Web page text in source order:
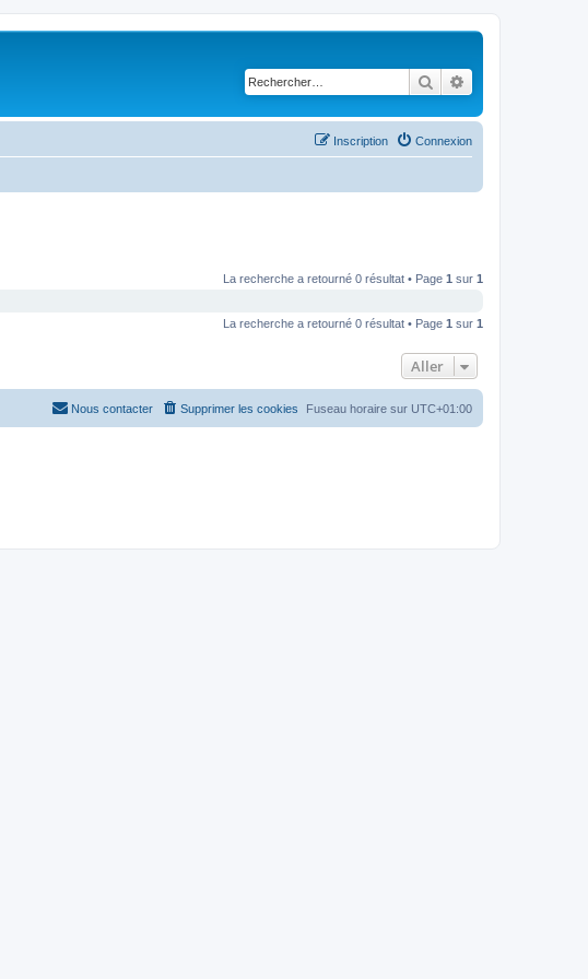
Rechercher
Connexion
Inscription
La recherche a retourné 0 résultat • Page 1 sur 1
La recherche a retourné 0 résultat • Page 1 sur 1
Aller
Fuseau horaire sur UTC+01:00
Supprimer les cookies
Nous contacter